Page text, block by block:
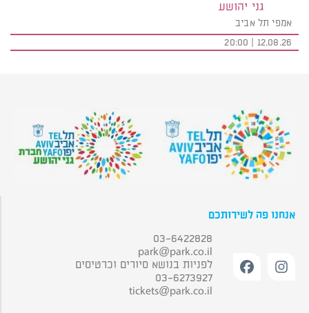
גני יהושע
אמפי תל אביב
12.08.26 | 20:00
אנחנו פה לשירותכם
03-6422828
park@park.co.il
לפניות בנושא סיורים וכרטיסים
03-6273927
tickets@park.co.il